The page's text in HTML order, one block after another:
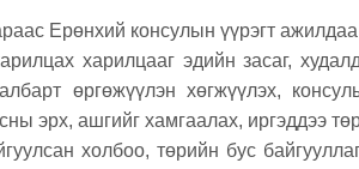
Ерөнхий консулын үүрэгт
харилцааг эдийн засаг,
өргөжүүлэн хөгжүүлэх,
эрх, ашгийг хамгаалах, иргэддээ
холбоо, төрийн бус